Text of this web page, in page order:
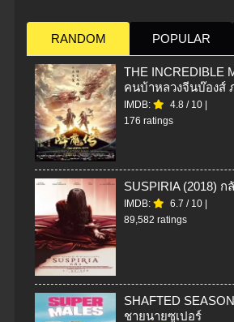
RANDOM POPULAR
THE INCREDIBLE
คนบ้าหลวงจีนบ๊องส์
IMDB: 4.8 / 10 |
176 ratings
SUSPIRIA (2018) ก
IMDB: 6.7 / 10 |
89,582 ratings
SHAFTED
ชายนายซูเปอร์